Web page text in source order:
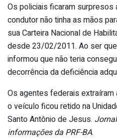
Os policiais ficaram surpresos
condutor não tinha as mãos
sua Carteira Nacional de
desde 23/02/2011. Ao ser
informou que não teria
decorrência da deficiência
Os agentes federais
o veículo ficou retido na
Santo Antônio de Jesus.
informações da PRF-BA.